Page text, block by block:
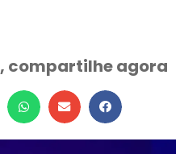
compartilhe agora